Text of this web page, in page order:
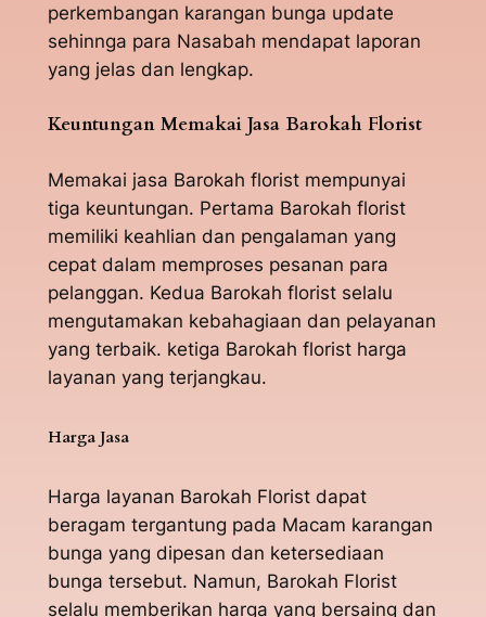
perkembangan karangan bunga update
sehinnga para Nasabah mendapat laporan
yang jelas dan lengkap.
Keuntungan Memakai Jasa Barokah Florist
Memakai jasa Barokah florist mempunyai
tiga keuntungan. Pertama Barokah florist
memiliki keahlian dan pengalaman yang
cepat dalam memproses pesanan para
pelanggan. Kedua Barokah florist selalu
mengutamakan kebahagiaan dan pelayanan
yang terbaik. ketiga Barokah florist harga
layanan yang terjangkau.
Harga Jasa
Harga layanan Barokah Florist dapat
beragam tergantung pada Macam karangan
bunga yang dipesan dan ketersediaan
bunga tersebut. Namun, Barokah Florist
selalu memberikan harga yang bersaing dan